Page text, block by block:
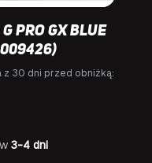
PRO GX Blue
z 30 dni przed obniżką:
w3-4 dni